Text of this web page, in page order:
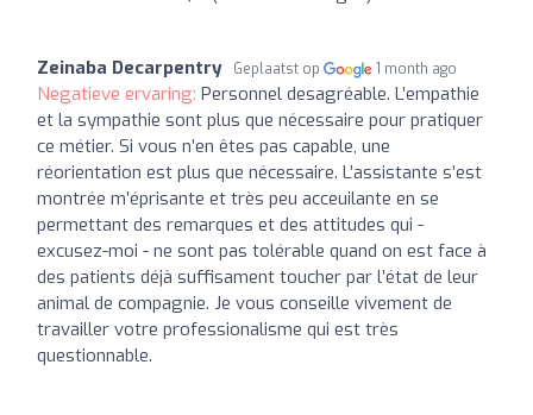
Zeinaba Decarpentry Geplaatst op 1 month ago
Negatieve ervaring: Personnel desagréable. L’empathie
et la sympathie sont plus que nécessaire pour pratiquer
ce métier. Si vous n’en êtes pas capable, une
réorientation est plus que nécessaire. L’assistante s’est
montrée m’éprisante et très peu acceuilante en se
permettant des remarques et des attitudes qui -
excusez-moi - ne sont pas tolérable quand on est face à
des patients déjà suffisament toucher par l’état de leur
animal de compagnie. Je vous conseille vivement de
travailler votre professionalisme qui est très
questionnable.